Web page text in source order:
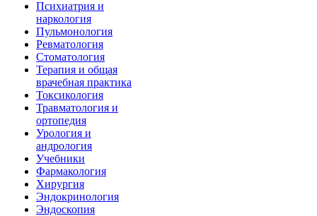
Психиатрия и
наркология
Пульмонология
Ревматология
Стоматология
Терапия и общая
врачебная практика
Токсикология
Травматология и
ортопедия
Урология и
андрология
Учебники
Фармакология
Хирургия
Эндокринология
Эндоскопия